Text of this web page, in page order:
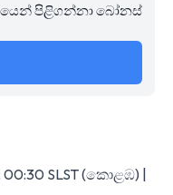
පිළිගන්නා බෝනස්
SLST (කොළඹ) |